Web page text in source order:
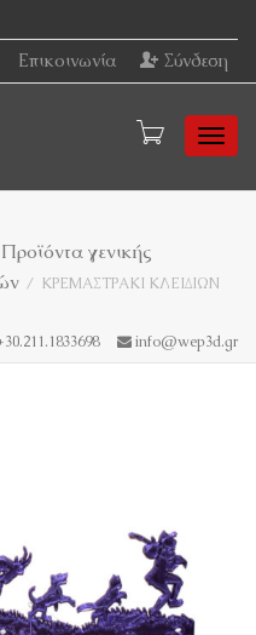
Επικοινωνία Σύνδεση
Προϊόντα γενικής
ΚΡΕΜΑΣΤΡΑΚΙ ΚΛΕΙΔΙΩΝ
info@wep3d.gr